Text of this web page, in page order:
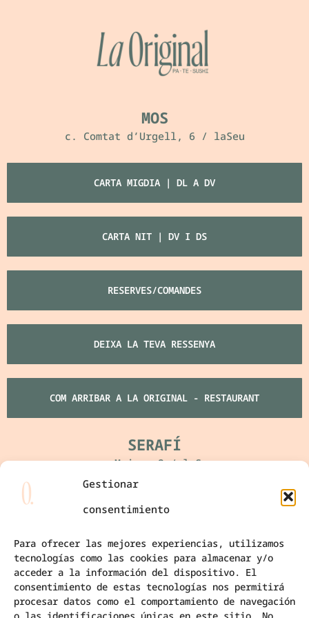
Gestionar
consentimiento
Para ofrecer las mejores experiencias, utilizamos
tecnologías como las cookies para almacenar y/o
acceder a la información del dispositivo. El
consentimiento de estas tecnologías nos permitirá
procesar datos como el comportamiento de navegación
MOS
c. Comtat d’Urgell, 6 / laSeu
CARTA MIGDIA | DL A DV
CARTA NIT | DV I DS
RESERVES/COMANDES
DEIXA LA TEVA RESSENYA
COM ARRIBAR A LA ORIGINAL - RESTAURANT
SERAFÍ
c. Major, 3 / laSeu
COM ARRIBAR
DEIXA LA TEVA RESSENYA
OBRADOR